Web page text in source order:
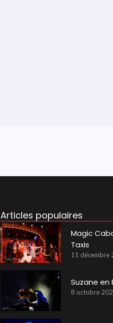
Articles populaires
Magic
Taxis
11 décembre
Suzane en
8 octobre